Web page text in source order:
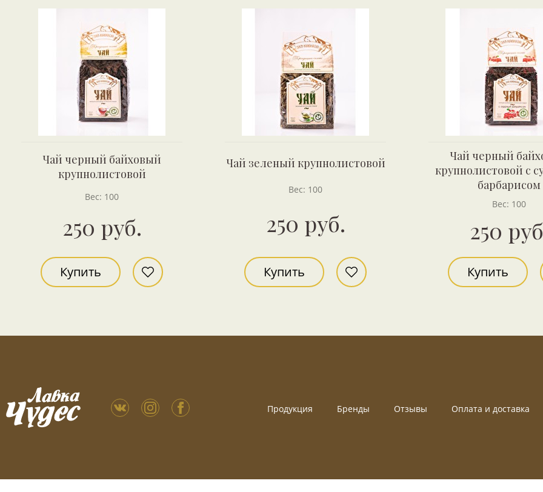
Чай черный байховый
крупнолистовой
Вес: 100
250 руб.
Купить
Чай зеленый крупнолистовой
Вес: 100
250 руб.
Купить
Чай черный
крупнолистовой с
барбарисом
Вес: 100
250
Купить
Продукция Бренды Отзывы Оплата и доставка